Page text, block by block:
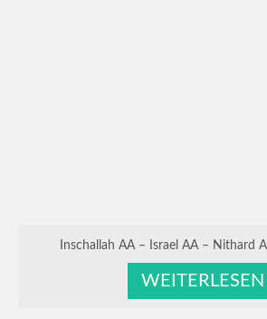
Inschallah AA – Israel AA – Nithard
WEITERLESEN